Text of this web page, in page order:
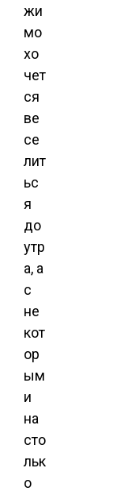
жи
мо
хо
чет
ся
ве
се
лит
ьс
я
до
утр
а, а
с
не
кот
ор
ым
и
на
сто
льк
о